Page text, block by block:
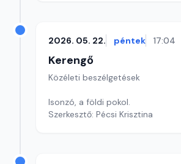
2026. 05. 22. péntek 17:04
Kerengő
Közéleti beszélgetések
Isonzó, a földi pokol.
Szerkesztő: Pécsi Krisztina